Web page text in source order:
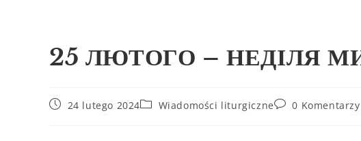
25 ЛЮТОГО – НЕДІЛЯ
24 lutego 2024 Wiadomości liturgiczne 0 Komentarzy